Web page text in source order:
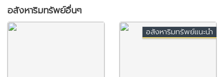
อสังหาริมทรัพย์อื่นๆ
อสังหาริมทรัพย์แนะนำ